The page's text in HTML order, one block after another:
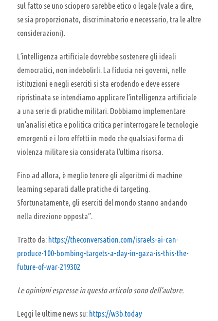
sul fatto se uno sciopero sarebbe etico o legale (vale a dire,
se sia proporzionato, discriminatorio e necessario, tra le altre
considerazioni).
L’intelligenza artificiale dovrebbe sostenere gli ideali
democratici, non indebolirli. La fiducia nei governi, nelle
istituzioni e negli eserciti si sta erodendo e deve essere
ripristinata se intendiamo applicare l’intelligenza artificiale
a una serie di pratiche militari. Dobbiamo implementare
un’analisi etica e politica critica per interrogare le tecnologie
emergenti e i loro effetti in modo che qualsiasi forma di
violenza militare sia considerata l’ultima risorsa.
Fino ad allora, è meglio tenere gli algoritmi di machine
learning separati dalle pratiche di targeting.
Sfortunatamente, gli eserciti del mondo stanno andando
nella direzione opposta”.
Tratto da: https://theconversation.com/israels-ai-can-
produce-100-bombing-targets-a-day-in-gaza-is-this-the-
future-of-war-219302
Le opinioni espresse in questo articolo sono dell’autore.
Leggi le ultime news su: https://w3b.today